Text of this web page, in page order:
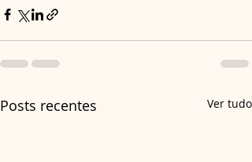
Posts recentes Ver tudo